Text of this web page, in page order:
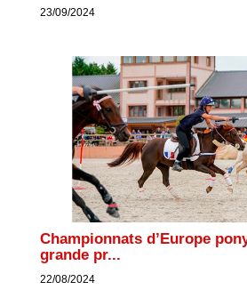
23/09/2024
Championnats d’Europe
grande pr...
22/08/2024